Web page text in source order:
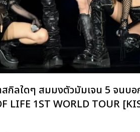
กิลใดๆ สมมงตัวมัมเจน 5 จนบ
LIFE 1ST WORLD TOUR